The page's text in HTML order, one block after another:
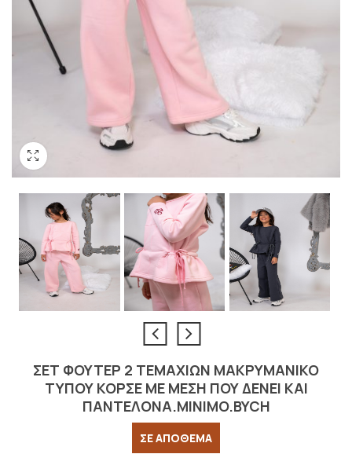
ΣΕΤ ΦΟΎΤΕΡ 2 ΤΕΜΑΧΊΩΝ ΜΑΚΡΥΜΆΝΙΚΟ
ΤΥΠΟΥ ΚΟΡΣΕ ΜΕ ΜΈΣΗ ΠΟΥ ΔΈΝΕΙ ΚΑΙ
ΠΑΝΤΕΛΟΝΑ.MINIMO.BYCH
ΣΕ ΑΠΟΘΕΜΑ